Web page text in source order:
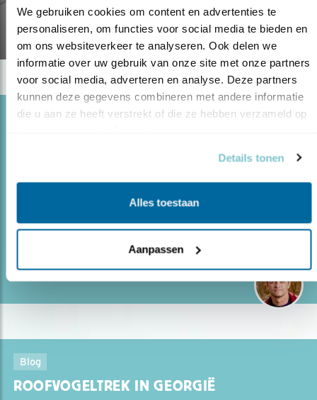
We gebruiken cookies om content en advertenties te
personaliseren, om functies voor social media te bieden en
om ons websiteverkeer te analyseren. Ook delen we
informatie over uw gebruik van onze site met onze partners
voor social media, adverteren en analyse. Deze partners
kunnen deze gegevens combineren met andere informatie
die u aan ze heeft verstrekt of die ze hebben verzameld op
Details tonen
Alles toestaan
Aanpassen
03.09.20
Blog
25.04.20Voor vogelliefhebbers een spannende tijd:
Door Gert Ottens
Blog
ROOFVOGELTREK IN GEORGIË